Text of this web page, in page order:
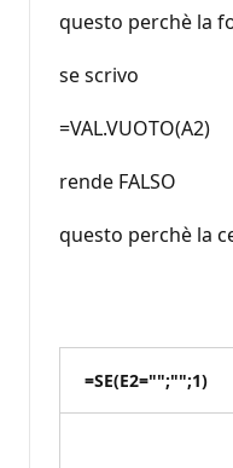
questo perchè la
se scrivo
=VAL.VUOTO(A2)
rende FALSO
questo perchè la
=SE(E2="";"";1)